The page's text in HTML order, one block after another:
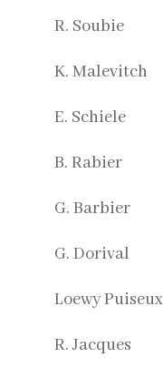
R. Soubie
K. Malevitch
E. Schiele
B. Rabier
G. Barbier
G. Dorival
Loewy Puiseux
R. Jacques